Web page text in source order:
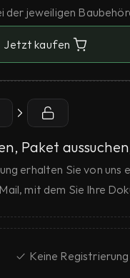
der jeweiligen
Jetzt kaufen
Paket
erhalten Sie von uns
mit dem Sie Ihre
✓  Keine